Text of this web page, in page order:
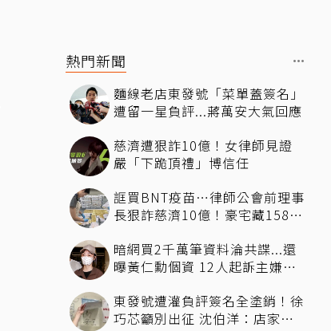
熱門新聞
麵線老店東發號「菜單蓋簽名」
遭留一星負評...蔣萬安大氣回應
慈濟遭狠詐10億！女律師見證
嚴「下跪頂禮」博信任
誆買BNT疫苗…律師公會前理事
長狠詐慈濟10億！豪宅藏158公
暗網買2千萬筆資料淪共諜...還
曝黃仁勳個資 12人起訴主嫌求
東發號遭灌負評簽名全塗銷！徐
巧芯籲別出征 沈伯洋：店家的